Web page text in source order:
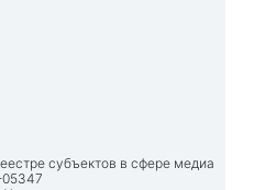
субъектов в сфере медиа